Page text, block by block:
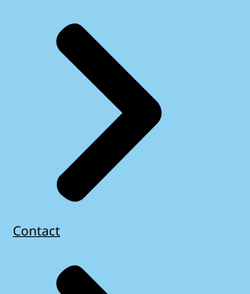
Contact